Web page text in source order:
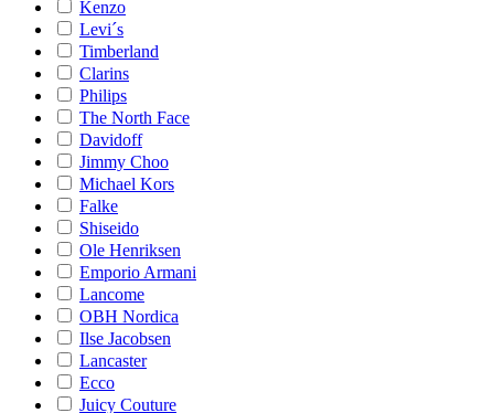
Kenzo
Levi´s
Timberland
Clarins
Philips
The North Face
Davidoff
Jimmy Choo
Michael Kors
Falke
Shiseido
Ole Henriksen
Emporio Armani
Lancome
OBH Nordica
Ilse Jacobsen
Lancaster
Ecco
Juicy Couture